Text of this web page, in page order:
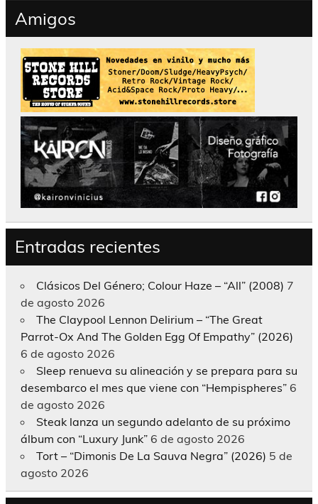
Amigos
Entradas recientes
Clásicos Del Género; Colour Haze – “All” (2008) 7
de agosto 2026
The Claypool Lennon Delirium – “The Great
Parrot-Ox And The Golden Egg Of Empathy” (2026)
6 de agosto 2026
Sleep renueva su alineación y se prepara para su
desembarco el mes que viene con “Hempispheres” 6
de agosto 2026
Steak lanza un segundo adelanto de su próximo
álbum con “Luxury Junk” 6 de agosto 2026
Tort – “Dimonis De La Sauva Negra” (2026) 5 de
agosto 2026